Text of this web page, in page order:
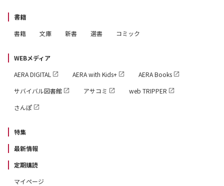
書籍
書籍
文庫 新書 選書 コミック
WEBメディア
AERA DIGITAL
AERA with Kids+
AERA Books
サバイバル図書館
アサコミ
web TRIPPER
さんぽ
特集
最新情報
定期購読
マイページ